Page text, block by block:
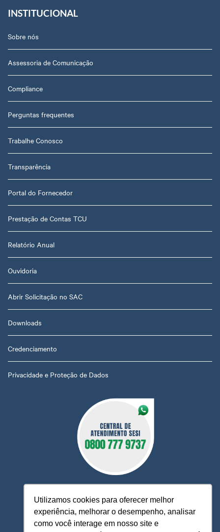
Utilizamos cookies para oferecer melhor
experiência, melhorar o desempenho, analisar
como você interage em nosso site e
INSTITUCIONAL
Sobre nós
Assessoria de Comunicação
Compliance
Perguntas frequentes
Trabalhe Conosco
Transparência
Portal do Fornecedor
Prestação de Contas TCU
Relatório Anual
Ouvidoria
Abrir Solicitação no SAC
Downloads
Credenciamento
Privacidade e Proteção de Dados
O Sesi MT está à sua disposição, pronto para esclarecer
dúvidas, receber reclamações, sugestões e firmar parcerias,